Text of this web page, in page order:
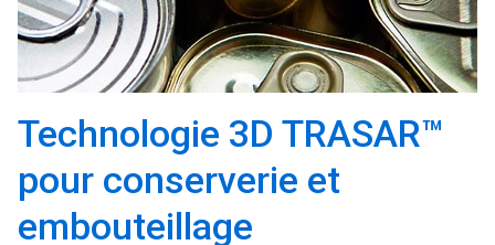
Technologie 3D TRASAR™
pour conserverie et
embouteillage